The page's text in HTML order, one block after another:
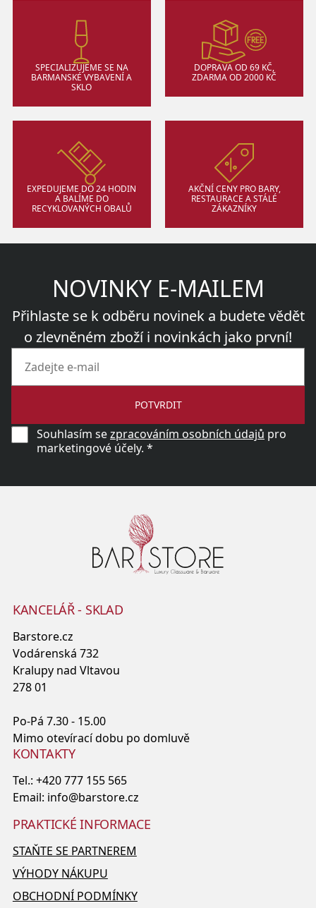
SPECIALIZUJEME SE NA
BARMANSKÉ VYBAVENÍ A
SKLO
DOPRAVA OD 69 KČ,
ZDARMA OD 2000 KČ
EXPEDUJEME DO 24 HODIN
A BALÍME DO
RECYKLOVANÝCH OBALŮ
AKČNÍ CENY PRO BARY,
RESTAURACE A STÁLÉ
ZÁKAZNÍKY
NOVINKY E-MAILEM
Přihlaste se k odběru novinek a budete vědět
o zlevněném zboží i novinkách jako první!
POTVRDIT
Souhlasím sezpracováním osobních údajů pro
marketingové účely. *
KANCELÁŘ - SKLAD
Barstore.cz
Vodárenská 732
Kralupy nad Vltavou
278 01
Po-Pá 7.30 - 15.00
Mimo otevírací dobu po domluvě
KONTAKTY
Tel.: +420 777 155 565
Email: info@barstore.cz
PRAKTICKÉ INFORMACE
STAŇTE SE PARTNEREM
VÝHODY NÁKUPU
OBCHODNÍ PODMÍNKY